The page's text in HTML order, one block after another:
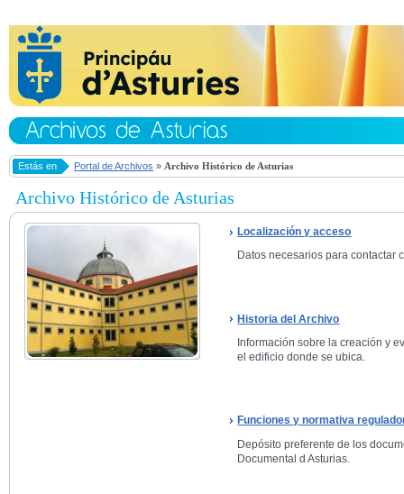
Estás en Portal de Archivos » Archivo Histórico de Asturias
Archivo Histórico de Asturias
Localización y acceso
Datos necesarios para contactar
Historia del Archivo
Información sobre la creación y
el edificio donde se ubica.
Funciones y normativa
Depósito preferente de los
Documental d Asturias.